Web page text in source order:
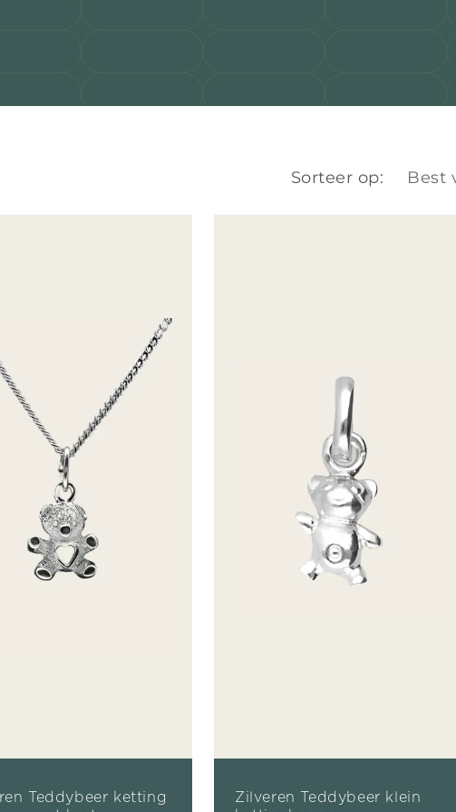
Sorteer op:
Teddybeer ketting
Zilveren Teddybeer klein